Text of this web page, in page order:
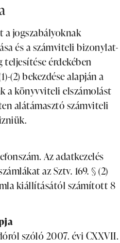
a jogszabályoknak
és a számviteli bizonylat-
érdekében
(2) bekezdése alapján a
a könyvviteli elszámolást
alátámasztó számviteli
Az adatkezelés
az Sztv. 169. § (2)
kiállításától számított 8
szóló 2007. évi CXXVII.